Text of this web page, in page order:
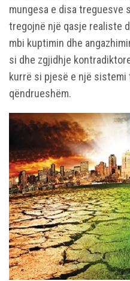
mungesa e disa treguesve
tregojnë një qasje realiste
mbi kuptimin dhe
si dhe zgjidhje
kurrë si pjesë e një sistemi
qëndrueshëm.